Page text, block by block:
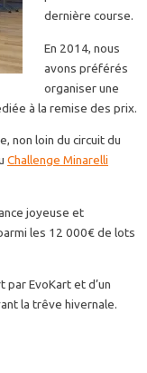
dernière course.
En 2014, nous
avons préférés
organiser une
à la remise des prix.
non loin du circuit du
Challenge Minarelli
joyeuse et
les 12 000€ de lots
EvoKart et d’un
la trêve hivernale.